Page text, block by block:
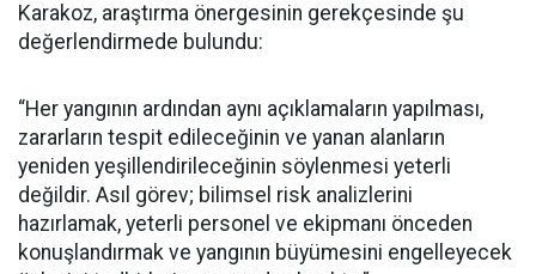
Karakoz, araştırma önergesinin gerekçesinde şu
değerlendirmede bulundu:
“Her yangının ardından aynı açıklamaların yapılması,
zararların tespit edileceğinin ve yanan alanların
yeniden yeşillendirileceğinin söylenmesi yeterli
değildir. Asıl görev; bilimsel risk analizlerini
hazırlamak, yeterli personel ve ekipmanı önceden
konuşlandırmak ve yangının büyümesini engelleyecek